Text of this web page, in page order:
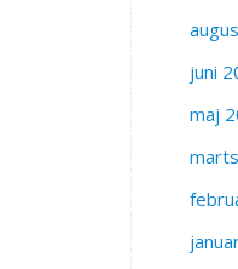
juni
maj